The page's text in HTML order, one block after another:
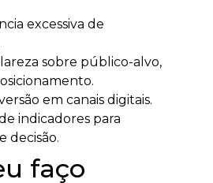
excessiva de
sobre público-alvo,
em canais digitais.
indicadores para
decisão.
faço